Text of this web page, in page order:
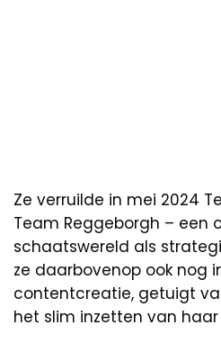
Ze verruilde in mei 2024
Team Reggeborgh – een
schaatswereld als
ze daarbovenop ook nog
contentcreatie, getuigt
het slim inzetten van haar